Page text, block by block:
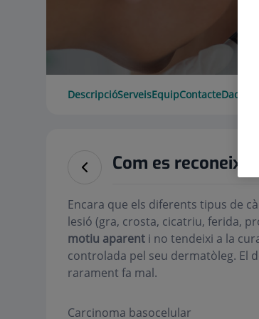
DescripcióServeisEquipContacteDades
Com es reconeix
Encara que els diferents tipus de
lesió (gra, crosta, cicatriu, ferida,
motiu aparent i no tendeixi a la
controlada pel seu dermatòleg. El
rarament fa mal.
Carcinoma basocelular